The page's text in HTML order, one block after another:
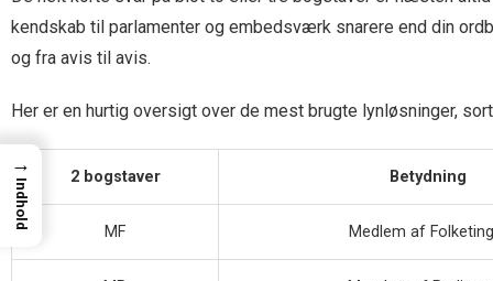
kendskab til parlamenter og embedsværk snarere end din
og fra avis til avis.
Her er en hurtig oversigt over de mest brugte lynløsninger,
2 bogstaver Betydning
MF Medlem af
→
Indhold